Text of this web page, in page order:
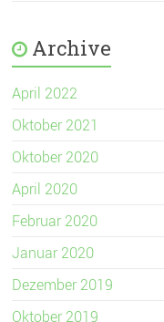
Archive
April 2022
Oktober 2021
Oktober 2020
April 2020
Februar 2020
Januar 2020
Dezember 2019
Oktober 2019